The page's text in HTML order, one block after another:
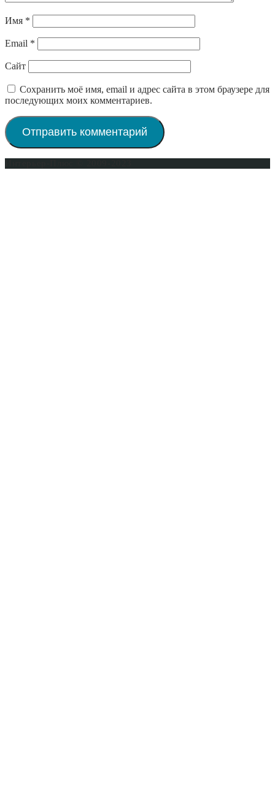
Имя *
Email *
Сайт
Сохранить моё имя, email и адрес сайта в этом браузере для
последующих моих комментариев.